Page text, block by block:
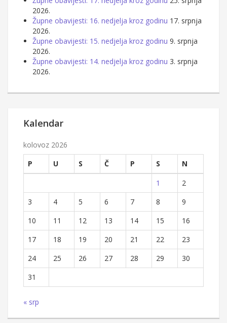
2026.
Župne obavijesti: 16. nedjelja kroz godinu 17. srpnja
2026.
Župne obavijesti: 15. nedjelja kroz godinu 9. srpnja
2026.
Župne obavijesti: 14. nedjelja kroz godinu 3. srpnja
2026.
Kalendar
kolovoz 2026
P
U S Č P S
N
1
2
3
4 5 6 7 8
9
10
11 12 13 14 15
16
17
18 19 20 21 22
23
24
25 26 27 28 29
30
31
« srp